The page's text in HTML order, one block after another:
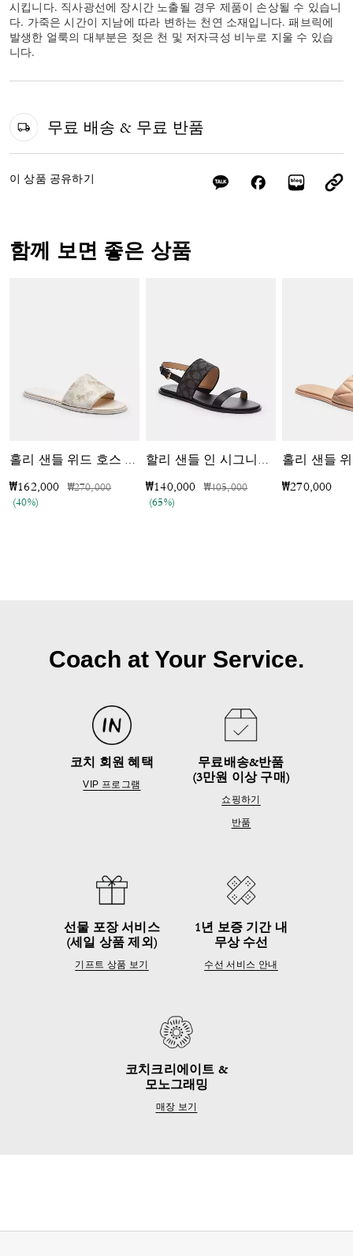
시킵니다. 직사광선에 장시간 노출될 경우 제품이 손상될 수 있습니
다. 가죽은 시간이 지남에 따라 변하는 천연 소재입니다. 패브릭에
발생한 얼룩의 대부분은 젖은 천 및 저자극성 비누로 지울 수 있습
니다.
무료 배송 & 무료 반품
이 상품 공유하기
함께 보면 좋은 상품
홀리 샌들 위드 호스 앤 캐리지 프린트
₩162,000 가격 인하 전
₩270,000인하됨
(40%)
할리 샌들 인 시그니처 자카드
₩140,000 가격 인하 전
₩405,000인하됨
(65%)
홀리 샌들
₩270,000
Coach at Your Service.
코치 회원 혜택
VIP 프로그램
무료배송&반품
(3만원 이상 구매)
쇼핑하기
반품
선물 포장 서비스
(세일 상품 제외)
기프트 상품 보기
1년 보증 기간 내
무상 수선
수선 서비스 안내
코치크리에이트 &
모노그래밍
매장 보기